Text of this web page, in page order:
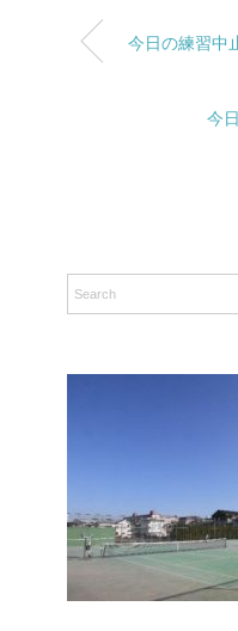
今日の練習中
今